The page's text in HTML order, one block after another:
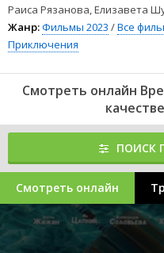
Раиса Рязанова, Елизавета
Жанр:Фильмы 2023 /Все
Приключения
Смотреть онлайн
ПОИСК
Смотреть онлайн